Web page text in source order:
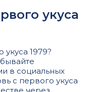
укуса
1979?
в социальных
с первого укуса
через